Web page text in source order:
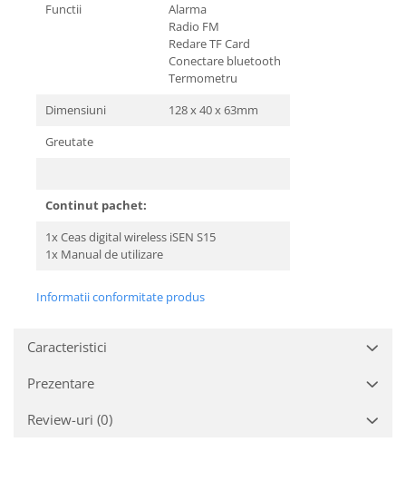
Functii
Alarma
Radio FM
Redare TF Card
Conectare bluetooth
Termometru
Dimensiuni
128 x 40 x 63mm
Greutate
Continut pachet:
1x Ceas digital wireless iSEN S15
1x Manual de utilizare
Informatii conformitate produs
Caracteristici
Prezentare
Review-uri (0)